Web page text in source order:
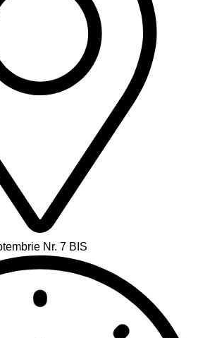
Nr. 7 BIS